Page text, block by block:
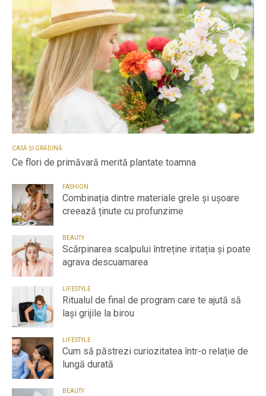
CASĂ ȘI GRĂDINĂ
Ce flori de primăvară merită plantate toamna
FASHION
Combinația dintre materiale grele și ușoare
creează ținute cu profunzime
BEAUTY
Scărpinarea scalpului întreține iritația și poate
agrava descuamarea
LIFESTYLE
Ritualul de final de program care te ajută să
lași grijile la birou
LIFESTYLE
Cum să păstrezi curiozitatea într-o relație de
lungă durată
BEAUTY